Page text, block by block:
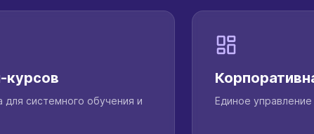
курсов
системного обучения и
Единое